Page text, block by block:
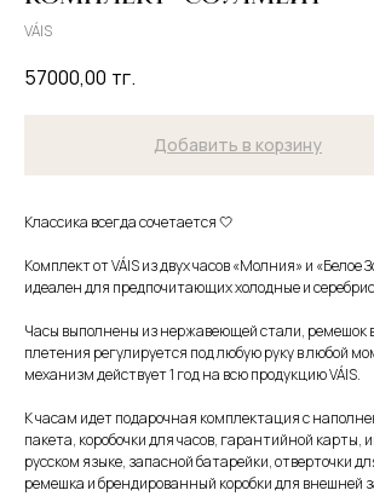
VÁIS
57000,00 тг.
Добавить в корзину
Классика всегда сочетается 🤍
Комплект от VÁIS из двух часов «Молния» и «Белое
идеален для предпочитающих холодные и
Часы выполнены из нержавеющей стали, ремешок
плетения регулируется под любую руку в любой
механизм действует 1 год на всю продукцию VÁIS.
К часам идет подарочная комплектация с
пакета, коробочки для часов, гарантийной карты,
русском языке, запасной батарейки, отверточки
ремешка и брендированный коробки для внешней